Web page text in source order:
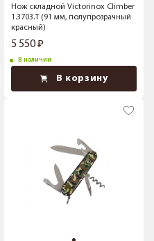
Нож складной Victorinox Climber
1.3703.T (91 мм, полупрозрачный
красный)
5 550
В наличии
В корзину